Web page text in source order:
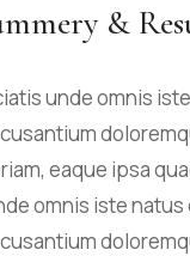
&
unde omnis
eaque ipsa
omnis iste natus